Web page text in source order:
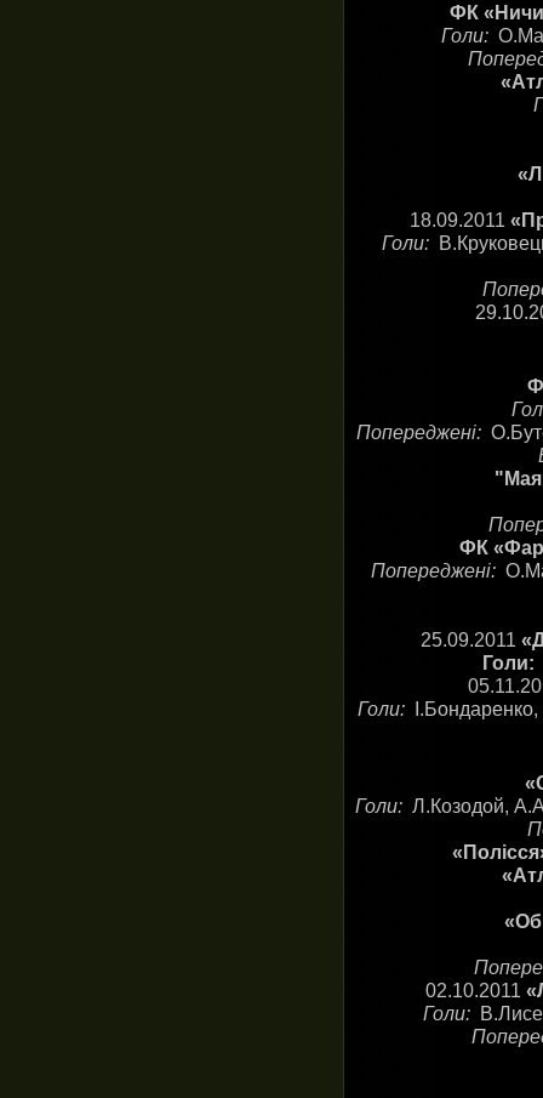
ФК
Голи:
18.09.2011
Голи:
Попереджені:
ФК
Попереджені:
25.09.2011
Голи:
Голи:
Голи: Л.Козодой,
02.10.2011
Голи: